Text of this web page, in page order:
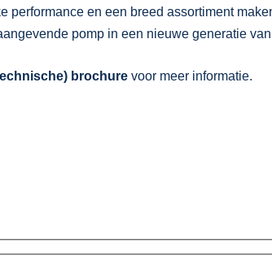
performance en een breed assortiment
pomp in een nieuwe generatie
brochurevoor meer informatie.